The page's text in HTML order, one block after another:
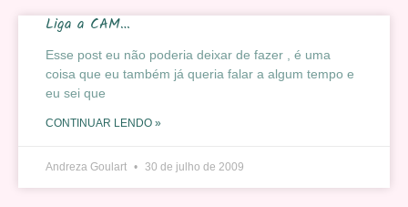
Liga a CAM…
Esse post eu não poderia deixar de fazer , é uma
coisa que eu também já queria falar a algum tempo e
eu sei que
CONTINUAR LENDO »
Andreza Goulart 30 de julho de 2009